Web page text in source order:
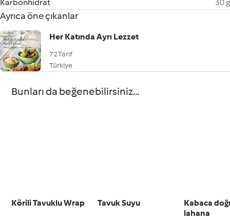
Karbonhidrat
30 g
Ayrıca öne çıkanlar
Her Katında Ayrı Lezzet
72 Tarif
Türkiye
Bunları da beğenebilirsiniz...
Körili Tavuklu Wrap Tavuk Suyu
Kabaca
lahana